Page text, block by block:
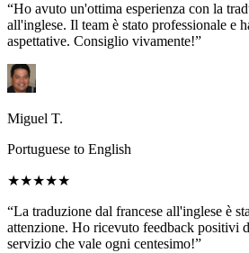
“Ho avuto un'ottima esperienza con la
all'inglese. Il team è stato professionale e
aspettative. Consiglio vivamente!”
Miguel T.
Portuguese to English
★★★★★
“La traduzione dal francese all'inglese è
attenzione. Ho ricevuto feedback positivi
servizio che vale ogni centesimo!”